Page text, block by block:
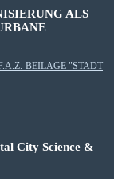
ALS
BEILAGE "STADT
City Science &